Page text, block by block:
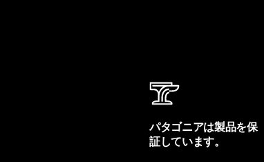
パタゴニアは製品を保
証しています。